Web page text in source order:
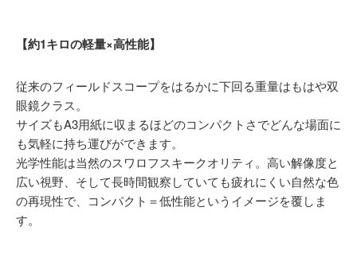
【約1キロの軽量×高性能】
従来のフィールドスコープをはるかに下回る重量はもはや双
眼鏡クラス。
サイズもA3用紙に収まるほどのコンパクトさでどんな場面に
も気軽に持ち運びができます。
光学性能は当然のスワロフスキークオリティ。高い解像度と
広い視野、そして長時間観察していても疲れにくい自然な色
の再現性で、コンパクト＝低性能というイメージを覆しま
す。